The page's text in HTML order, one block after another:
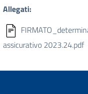
Allegati:
assicurativo 2023.24.pdf